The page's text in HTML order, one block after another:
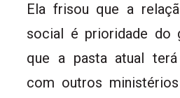
Ela frisou que a
social é prioridade do
que a pasta atual terá
com outros